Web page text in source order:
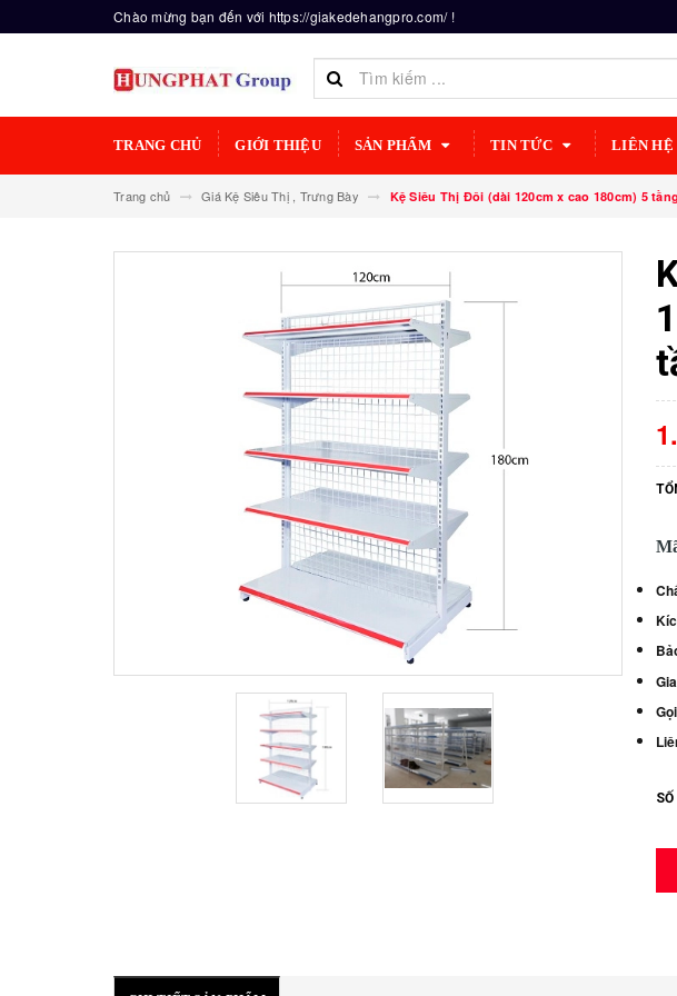
Chào mừng bạn đến với https://giakedehangpro.com/ !
TRANG CHỦ GIỚI THIỆU SẢN PHẨM TIN TỨC LIÊN HỆ
Trang chủ Giá Kệ Siêu Thị , Trưng Bày Kệ Siêu Thị Đôi (dài 120cm x cao 180cm) 5 tầng